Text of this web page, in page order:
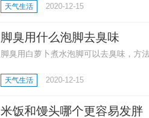
相加，而是一种新的固定的音组，在口
天气生活 2020-12-15
脚臭用什么泡脚去臭味
脚臭用白萝卜煮水泡脚可以去臭味，方
醋，连续泡脚数次，也能达到去除脚臭味
天气生活 2020-12-15
米饭和馒头哪个更容易发胖